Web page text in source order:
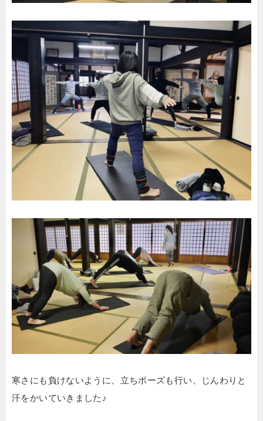
寒さにも負けないように、立ちポーズも行い、じんわりと
汗をかいていきました♪